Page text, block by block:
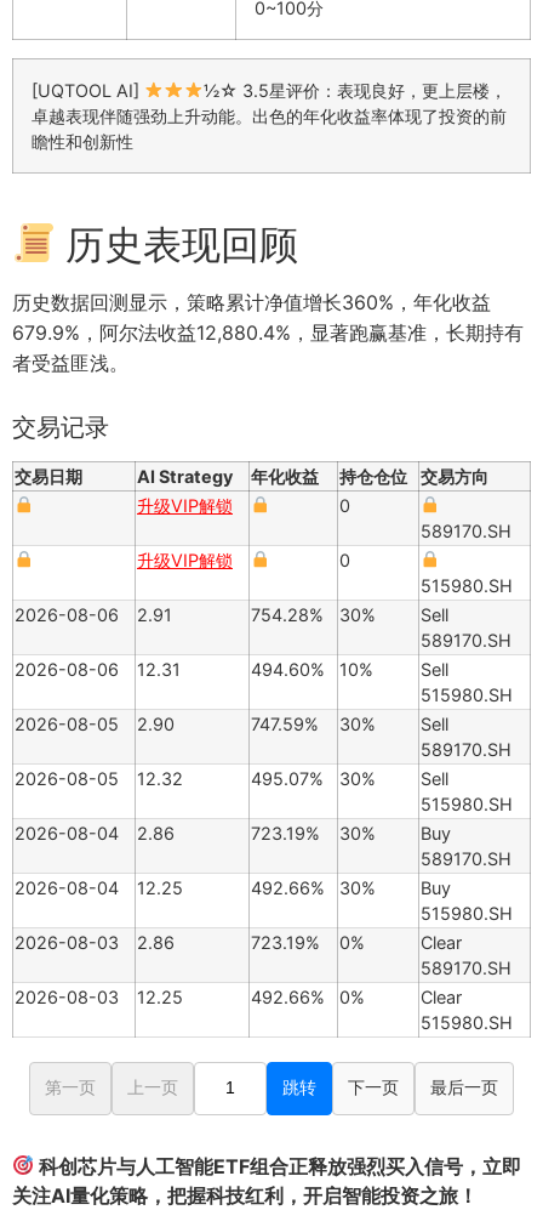
0~100分
[UQTOOL AI]
½☆ 3.5星评价：表现良好，更上层楼，
卓越表现伴随强劲上升动能。出色的年化收益率体现了投资的前
瞻性和创新性
历史表现回顾
历史数据回测显示，策略累计净值增长360%，年化收益
679.9%，阿尔法收益12,880.4%，显著跑赢基准，长期持有
者受益匪浅。
交易记录
交易日期 AI Strategy 年化收益 持仓仓位
交易方向
升级VIP解锁
0
589170.SH
升级VIP解锁
0
515980.SH
2026-08-06
2.91 754.28% 30%
Sell
589170.SH
2026-08-06
12.31 494.60% 10%
Sell
515980.SH
2026-08-05
2.90 747.59% 30%
Sell
589170.SH
2026-08-05
12.32 495.07% 30%
Sell
515980.SH
2026-08-04
2.86 723.19% 30%
Buy
589170.SH
2026-08-04
12.25 492.66% 30%
Buy
515980.SH
2026-08-03
2.86 723.19% 0%
Clear
589170.SH
2026-08-03
12.25 492.66% 0%
Clear
515980.SH
第一页 上一页 跳转 下一页 最后一页
科创芯片与人工智能ETF组合正释放强烈买入信号，立即
关注AI量化策略，把握科技红利，开启智能投资之旅！